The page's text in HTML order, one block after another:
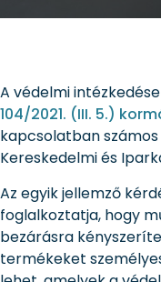
A védelmi
104/2021. (III. 5.)
kapcsolatban
Kereskedelmi és
Az egyik jellemző
foglalkoztatja, hogy
bezárásra
termékeket